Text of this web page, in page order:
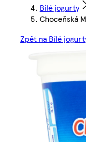
Bílé jogurty
Choceňská
Zpět na Bílé